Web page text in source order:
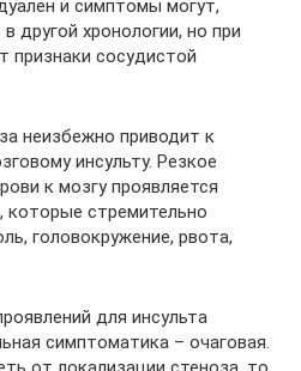
и симптомы могут,
другой хронологии, но при
признаки сосудистой
неизбежно приводит к
инсульту. Резкое
к мозгу проявляется
стремительно
головокружение, рвота,
для инсульта
симптоматика – очаговая.